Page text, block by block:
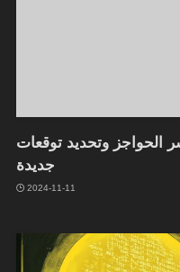
الحواجز وتحديد توقعات
جديدة
2024-11-11